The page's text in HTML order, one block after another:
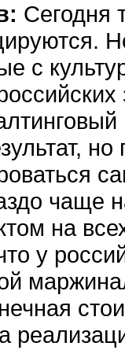
Сегодня
с
чаще
на
у